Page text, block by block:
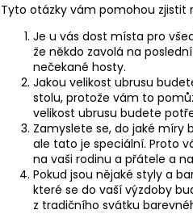
Tyto otázky vám pomohou zjistit
Je u vás dost místa pro
že někdo zavolá na
nečekané hosty.
Jakou velikost ubrusu
stolu, protože vám to
velikost ubrusu budete
Zamyslete se, do jaké
ale tato je speciální. Proto
na vaši rodinu a přátele a
Pokud jsou nějaké styly a
které se do vaší výzdoby
z tradičního svátku